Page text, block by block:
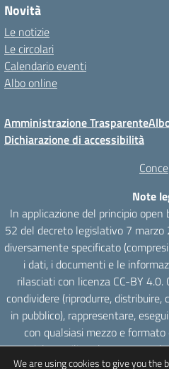
Novità
Le notizie
Le circolari
Calendario eventi
Albo online
Amministrazione Trasparente
Dichiarazione di accessibilità
Note
In applicazione del principio
52 del decreto legislativo 7 marzo
diversamente specificato
i dati, i documenti e le
rilasciati con licenza CC-BY
condividere (riprodurre,
in pubblico), rappresentare,
con qualsiasi mezzo e
materiale e utilizzarlo per opere
We are using cookies to give you the